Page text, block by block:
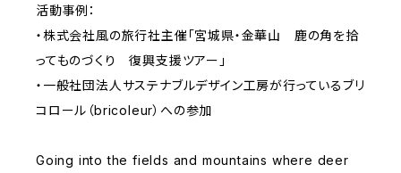
活動事例：
・株式会社風の旅行社主催「宮城県・金華山 鹿の角を拾
ってものづくり 復興支援ツアー」
・一般社団法人サステナブルデザイン工房が行っているブリ
コロール（bricoleur）への参加
Going into the fields and mountains where deer